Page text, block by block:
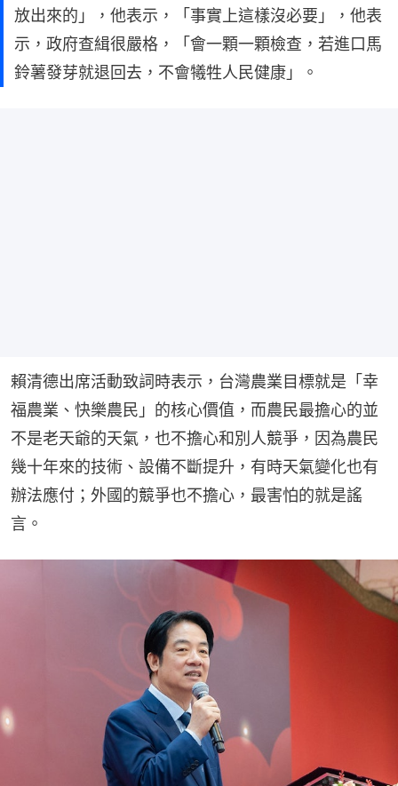
放出來的」，他表示，「事實上這樣沒必要」，他表
示，政府查緝很嚴格，「會一顆一顆檢查，若進口馬
鈴薯發芽就退回去，不會犧牲人民健康」。
賴清德出席活動致詞時表示，台灣農業目標就是「幸
福農業、快樂農民」的核心價值，而農民最擔心的並
不是老天爺的天氣，也不擔心和別人競爭，因為農民
幾十年來的技術、設備不斷提升，有時天氣變化也有
辦法應付；外國的競爭也不擔心，最害怕的就是謠
言。